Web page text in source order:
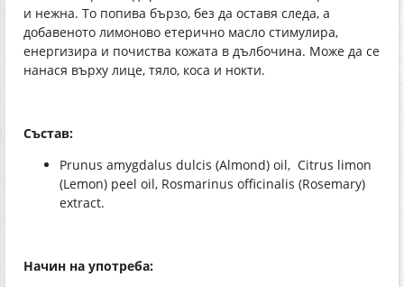
и нежна. То попива бързо, без да оставя следа, а
добавеното лимоново етерично масло стимулира,
енергизира и почиства кожата в дълбочина. Може да се
нанася върху лице, тяло, коса и нокти.
Състав:
Prunus amygdalus dulcis (Almond) oil, Citrus limon
(Lemon) peel oil, Rosmarinus officinalis (Rosemary)
extract.
Начин на употреба: